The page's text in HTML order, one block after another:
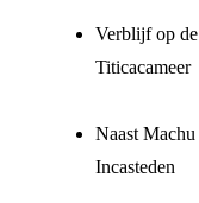
Verblijf op
Titicacameer
Naast
Incasteden